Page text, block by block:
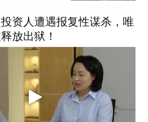
资人遭遇报复性谋杀，唯
放出狱！